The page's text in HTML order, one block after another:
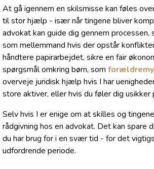
At gå igennem en skilsmisse kan føles
til stor hjælp - især når tingene bliver
advokat kan guide dig gennem
som mellemmand hvis der opstår
håndtere papirarbejdet, sikre en fair
spørgsmål omkring børn, som
overveje juridisk hjælp hvis I har
store aktiver, eller hvis du føler dig usikker
Selv hvis I er enige om at skilles og
rådgivning hos en advokat. Det kan spare
du har brug for i en svær tid - for det
udfordrende periode.